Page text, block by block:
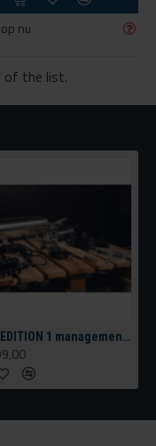
nu
of the list.